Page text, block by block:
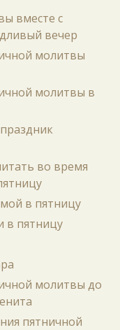
вместе с
вечер
молитвы
молитвы в
во время
в пятницу
в пятницу
молитвы до
пятничной